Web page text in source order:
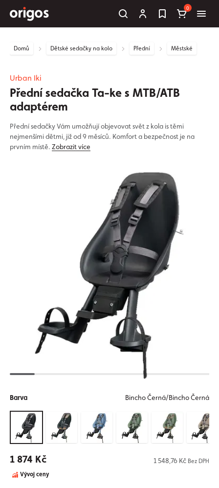
0
Domů Dětské sedačky na kolo Přední Městské
Urban Iki
Přední sedačka Ta-ke s MTB/ATB
adaptérem
Přední sedačky Vám umožňují objevovat svět z kola is těmi
nejmenšími dětmi, již od 9 měsíců. Komfort a bezpečnost je na
prvním místě. Zobrazit více
Barva Bincho Černá/Bincho Černá
1 874 Kč 1 548,76 Kč Bez DPH
Vývoj ceny